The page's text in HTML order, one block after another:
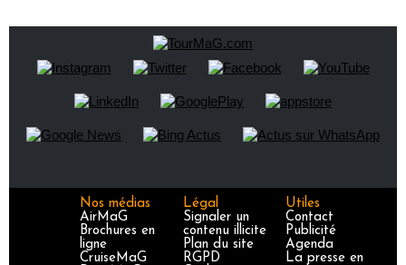
Nos médias
AirMaG
Brochures en
ligne
CruiseMaG
Légal
Signaler un
contenu illicite
Plan du site
RGPD
Utiles
Contact
Publicité
Agenda
La presse en